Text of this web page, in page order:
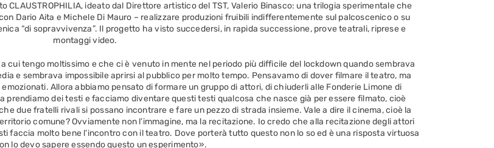
CLAUSTROPHILIA, ideato dal Direttore artistico del TST, Valerio Binasco: una trilogia sperimentale che
Dario Aita e Michele Di Mauro – realizzare produzioni fruibili indifferentemente sul palcoscenico o su
“di sopravvivenza”. Il progetto ha visto succedersi, in rapida successione, prove teatrali, riprese e
montaggi video.
cui tengo moltissimo e che ci è venuto in mente nel periodo più difficile del lockdown quando sembrava
e sembrava impossibile aprirsi al pubblico per molto tempo. Pensavamo di dover filmare il teatro, ma
Allora abbiamo pensato di formare un gruppo di attori, di chiuderli alle Fonderie Limone di
prendiamo dei testi e facciamo diventare questi testi qualcosa che nasce già per essere filmato, cioè
due fratelli rivali si possano incontrare e fare un pezzo di strada insieme. Vale a dire il cinema, cioè la
comune? Ovviamente non l’immagine, ma la recitazione. Io credo che alla recitazione degli attori
faccia molto bene l’incontro con il teatro. Dove porterà tutto questo non lo so ed è una risposta virtuosa
lo devo sapere essendo questo un esperimento».